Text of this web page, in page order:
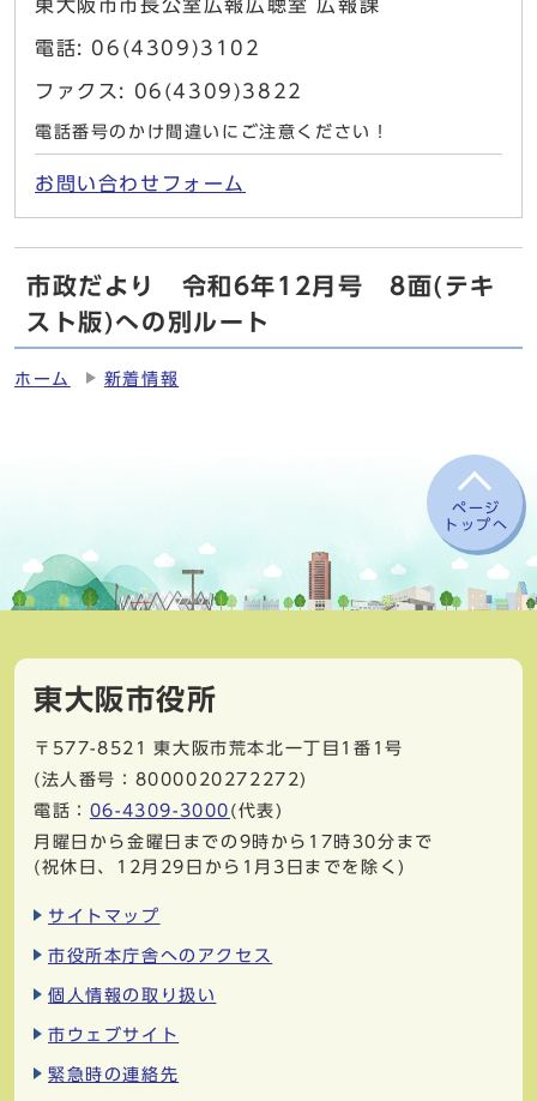
東大阪市市長公室広報広聴室 広報課
電話: 06(4309)3102
ファクス: 06(4309)3822
電話番号のかけ間違いにご注意ください！
お問い合わせフォーム
市政だより 令和6年12月号 8面(テキ
スト版)への別ルート
ホーム 新着情報
ページ
トップへ
東大阪市役所
〒577-8521
東大阪市荒本北一丁目1番1号
(法人番号：8000020272272)
電話： 06-4309-3000 (代表)
月曜日から金曜日までの9時から17時30分まで
(祝休日、12月29日から1月3日までを除く)
サイトマップ
市役所本庁舎へのアクセス
個人情報の取り扱い
市ウェブサイト
緊急時の連絡先